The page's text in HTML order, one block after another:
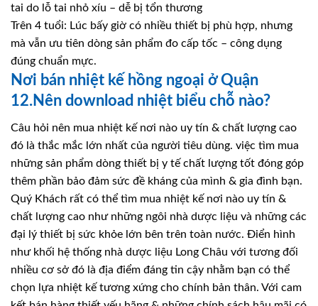
tai do lỗ tai nhỏ xíu – dễ bị tổn thương
Trên 4 tuổi: Lúc bấy giờ có nhiều thiết bị phù hợp, nhưng
mà vẫn ưu tiên dòng sản phẩm đo cấp tốc – công dụng
đúng chuẩn mực.
Nơi bán nhiệt kế hồng ngoại ở Quận
12.Nên download nhiệt biểu chỗ nào?
Câu hỏi nên mua nhiệt kế nơi nào uy tín & chất lượng cao
đó là thắc mắc lớn nhất của người tiêu dùng. việc tìm mua
những sản phẩm dòng thiết bị y tế chất lượng tốt đóng góp
thêm phần bảo đảm sức đề kháng của mình & gia đình bạn.
Quý Khách rất có thể tìm mua nhiệt kế nơi nào uy tín &
chất lượng cao như những ngôi nhà dược liệu và những các
đại lý thiết bị sức khỏe lớn bên trên toàn nước. Điển hình
như khối hệ thống nhà dược liệu Long Châu với tương đối
nhiều cơ sở đó là địa điểm đáng tin cậy nhằm bạn có thể
chọn lựa nhiệt kế tương xứng cho chính bản thân. Với cam